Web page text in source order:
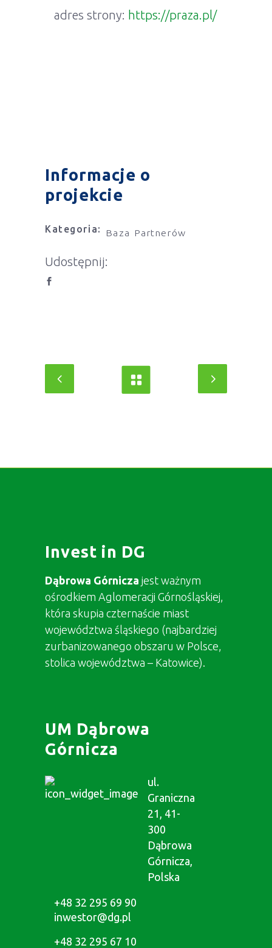
adres strony: https://praza.pl/
Informacje o
projekcie
Kategoria: Baza Partnerów
Udostępnij:
Invest in DG
Dąbrowa Górnicza jest ważnym
ośrodkiem Aglomeracji Górnośląskiej,
która skupia czternaście miast
województwa śląskiego (najbardziej
zurbanizowanego obszaru w Polsce,
stolica województwa – Katowice).
UM Dąbrowa
Górnicza
ul.
Graniczna
21, 41-
300
Dąbrowa
Górnicza,
Polska
+48 32 295 69 90
inwestor@dg.pl
+48 32 295 67 10